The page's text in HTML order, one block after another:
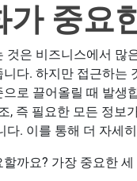
중요
것은 비즈니스에서 많
다. 하지만 접근하는
로 끌어올릴 때 발생
, 즉 필요한 모든 정보
. 이를 통해 더 자세
까요? 가장 중요한